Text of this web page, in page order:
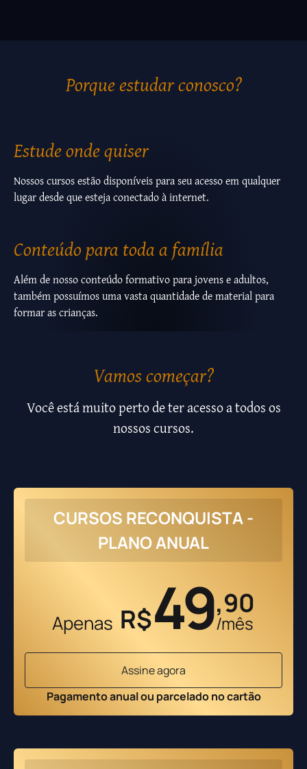
Porque estudar conosco?
Estude onde quiser
Nossos cursos estão disponíveis para seu acesso em qualquer
lugar desde que esteja conectado à internet.
Conteúdo para toda a família
Além de nosso conteúdo formativo para jovens e adultos,
também possuímos uma vasta quantidade de material para
formar as crianças.
Vamos começar?
Você está muito perto de ter acesso a todos os
nossos cursos.
CURSOS RECONQUISTA -
PLANO ANUAL
Apenas R$49,90
/mês
Assine agora
Pagamento anual ou parcelado no cartão